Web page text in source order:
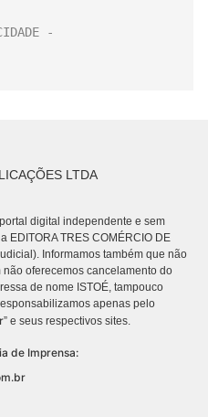
LTDA
digital independente e sem
EDITORA TRES COMÉRCIO DE
Informamos também que não
oferecemos cancelamento do
de nome ISTOÉ, tampouco
apenas pelo
” e seus respectivos sites.
de Imprensa: